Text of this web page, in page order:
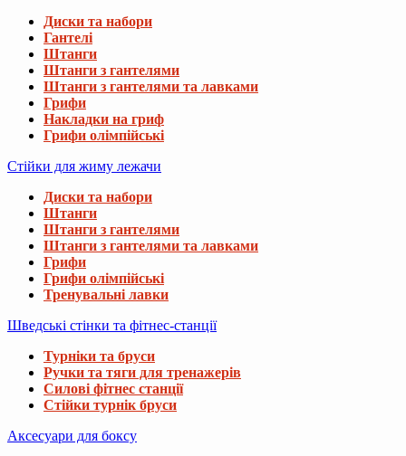
Диски та набори
Гантелі
Штанги
Штанги з гантелями
Штанги з гантелями та лавками
Грифи
Накладки на гриф
Грифи олімпійські
Стійки для жиму лежачи
Диски та набори
Штанги
Штанги з гантелями
Штанги з гантелями та лавками
Грифи
Грифи олімпійські
Тренувальні лавки
Шведські стінки та фітнес-станції
Турніки та бруси
Ручки та тяги для тренажерів
Силові фітнес станції
Стійки турнік бруси
Аксесуари для боксу